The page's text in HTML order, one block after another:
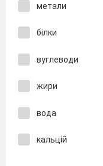
метали
білки
вуглеводи
жири
вода
кальцій